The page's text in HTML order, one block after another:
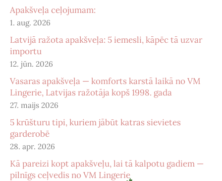
Apakšveļa ceļojumam:
1. aug. 2026
Latvijā ražota apakšveļa: 5 iemesli, kāpēc tā uzvar
importu
12. jūn. 2026
Vasaras apakšveļa — komforts karstā laikā no VM
Lingerie, Latvijas ražotāja kopš 1998. gada
27. maijs 2026
5 krūšturu tipi, kuriem jābūt katras sievietes
garderobē
28. apr. 2026
Kā pareizi kopt apakšveļu, lai tā kalpotu gadiem —
pilnīgs ceļvedis no VM Lingerie